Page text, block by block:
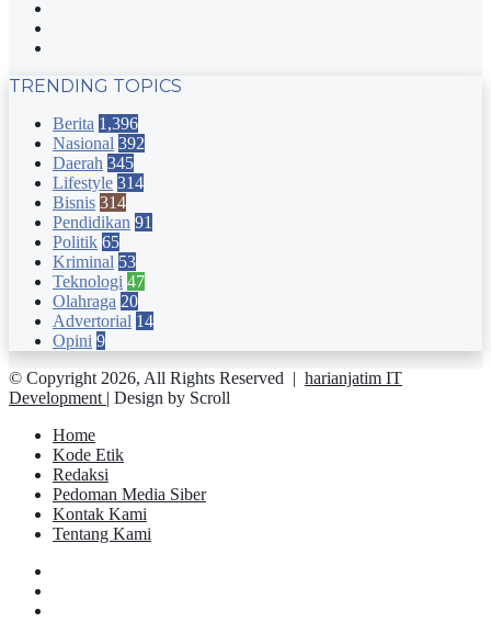
TRENDING TOPICS
Berita 1,396
Nasional 392
Daerah 345
Lifestyle 314
Bisnis 314
Pendidikan 91
Politik 65
Kriminal 53
Teknologi 47
Olahraga 20
Advertorial 14
Opini 9
© Copyright 2026, All Rights Reserved | harianjatim IT
Development | Design by Scroll
Home
Kode Etik
Redaksi
Pedoman Media Siber
Kontak Kami
Tentang Kami